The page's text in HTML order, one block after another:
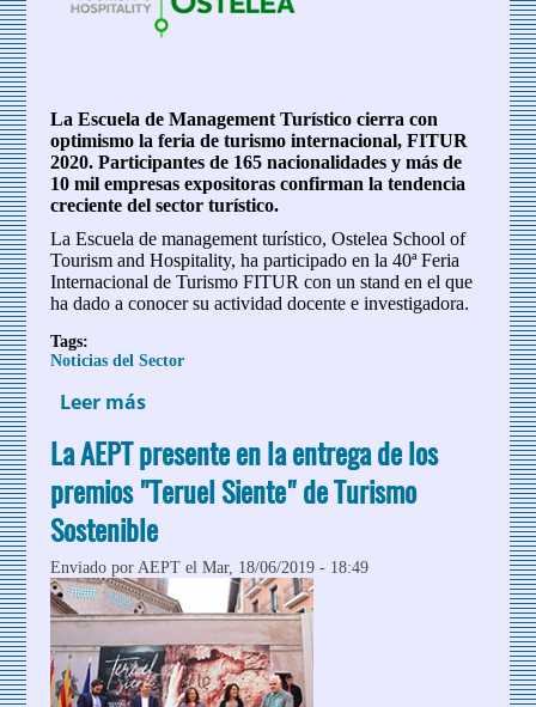
La Escuela de Management Turístico cierra con
optimismo la feria de turismo internacional, FITUR
2020. Participantes de 165 nacionalidades y más de
10 mil empresas expositoras confirman la tendencia
creciente del sector turístico.
La Escuela de management turístico, Ostelea School of
Tourism and Hospitality, ha participado en la 40ª Feria
Internacional de Turismo FITUR con un stand en el que
ha dado a conocer su actividad docente e investigadora.
Tags:
Noticias del Sector
Leer más sobre Ostelea destaca por su propuesta
La AEPT presente en la entrega de los
premios "Teruel Siente" de Turismo
Sostenible
Enviado porAEPT el Mar, 18/06/2019 - 18:49